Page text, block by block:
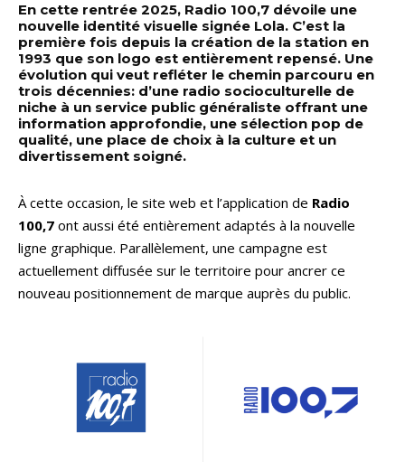
En cette rentrée 2025, Radio 100,7 dévoile une
nouvelle identité visuelle signée Lola. C’est la
première fois depuis la création de la station en
1993 que son logo est entièrement repensé. Une
évolution qui veut refléter le chemin parcouru en
trois décennies: d’une radio socioculturelle de
niche à un service public généraliste offrant une
information approfondie, une sélection pop de
qualité, une place de choix à la culture et un
divertissement soigné.
À cette occasion, le site web et l’application de Radio
100,7 ont aussi été entièrement adaptés à la nouvelle
ligne graphique. Parallèlement, une campagne est
actuellement diffusée sur le territoire pour ancrer ce
nouveau positionnement de marque auprès du public.